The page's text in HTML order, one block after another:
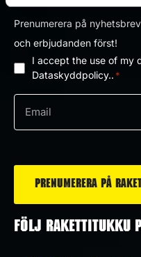
Prenumerera på
och erbjudanden först!
Dataskyddpolicy
*
I accept the use of my
Dataskyddpolicy.. *
post
FÖLJ RAKETTITUKKU